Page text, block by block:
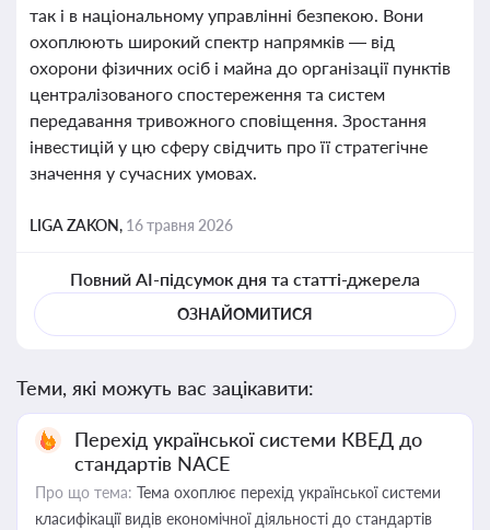
так і в національному управлінні безпекою. Вони
охоплюють широкий спектр напрямків — від
охорони фізичних осіб і майна до організації пунктів
централізованого спостереження та систем
передавання тривожного сповіщення. Зростання
інвестицій у цю сферу свідчить про її стратегічне
значення у сучасних умовах.
LIGA ZAKON, 16 травня 2026
Повний AI-підсумок дня та статті-джерела
ОЗНАЙОМИТИСЯ
Теми, які можуть вас зацікавити:
Перехід української системи КВЕД до
стандартів NACE
Про що тема: Тема охоплює перехід української системи
класифікації видів економічної діяльності до стандартів